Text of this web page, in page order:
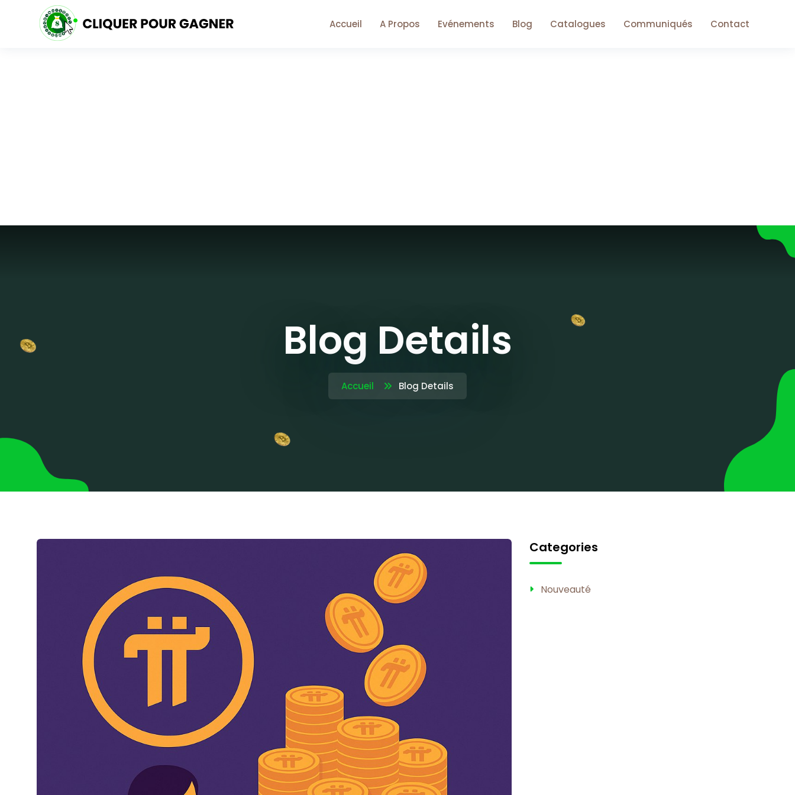
Accueil A Propos Evénements Blog Catalogues Communiqués Contact
Blog Details
Accueil Blog Details
Categories
Nouveauté